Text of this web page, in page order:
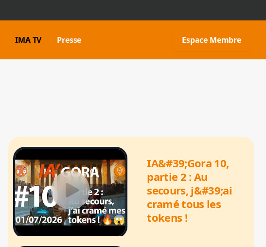
IMA TV Presse Espace Membre
IA&#39;Gora 10,
partie 2 : Au
secours, j&#39;ai
cramé tous les
tokens !